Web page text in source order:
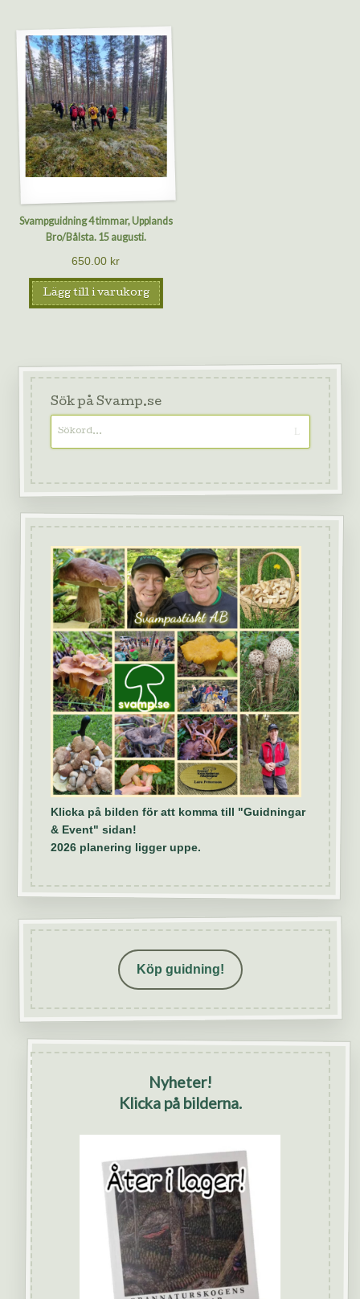
Svampguidning 4 timmar, Upplands
Bro/Bålsta. 15 augusti.
650.00 kr
Lägg till i varukorg
Sök på Svamp.se
Klicka på bilden för att komma till "Guidningar
& Event" sidan!
2026 planering ligger uppe.
Köp guidning!
Nyheter!
Klicka på bilderna.